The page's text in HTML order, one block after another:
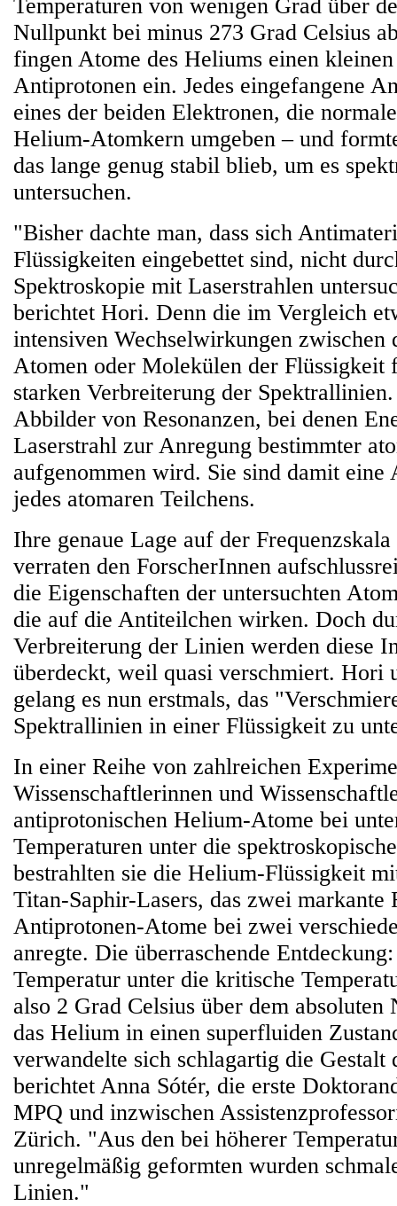
Temperaturen von wenigen Grad über
Nullpunkt bei minus 273 Grad Celsius
fingen Atome des Heliums einen
Antiprotonen ein. Jedes eingefangene
eines der beiden Elektronen, die
Helium-Atomkern umgeben – und
das lange genug stabil blieb, um es
untersuchen.
"Bisher dachte man, dass sich
Flüssigkeiten eingebettet sind, nicht
Spektroskopie mit Laserstrahlen
berichtet Hori. Denn die im Vergleich
intensiven Wechselwirkungen zwischen
Atomen oder Molekülen der Flüssigkeit
starken Verbreiterung der
Abbilder von Resonanzen, bei denen
Laserstrahl zur Anregung bestimmter
aufgenommen wird. Sie sind damit eine
jedes atomaren Teilchens.
Ihre genaue Lage auf der
verraten den ForscherInnen
die Eigenschaften der untersuchten
die auf die Antiteilchen wirken. Doch
Verbreiterung der Linien werden diese
überdeckt, weil quasi verschmiert. Hori
gelang es nun erstmals, das
Spektrallinien in einer Flüssigkeit zu
In einer Reihe von zahlreichen
Wissenschaftlerinnen und
antiprotonischen Helium-Atome bei
Temperaturen unter die
bestrahlten sie die Helium-Flüssigkeit
Titan-Saphir-Lasers, das zwei markante
Antiprotonen-Atome bei zwei
anregte. Die überraschende
Temperatur unter die kritische
also 2 Grad Celsius über dem
das Helium in einen superfluiden
verwandelte sich schlagartig die
berichtet Anna Sótér, die erste
MPQ und inzwischen
Zürich. "Aus den bei höherer
unregelmäßig geformten wurden
Linien."